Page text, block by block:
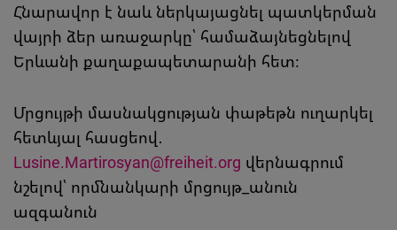
Հնարավոր է նաև ներկայացնել պատկերման
վայրի ձեր առաջարկը՝ համաձայնեցնելով
Երևանի քաղաքապետարանի հետ։
Մրցույթի մասնակցության փաթեթն ուղարկել
հետևյալ հասցեով․
Lusine.Martirosyan@freiheit.org վերնագրում
նշելով՝ որմնանկարի մրցույթ_անուն
ազգանուն